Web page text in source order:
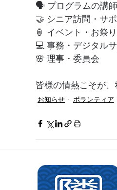
🗣️ プログラムの講師
🤝 シニア訪問・サ
🏮 イベント・お祭
💻 事務・デジタル
🌸 理事・委員会
皆様の情熱こそが
お知らせ ボランティア